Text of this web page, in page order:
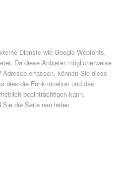
Dienste wie Google Webfonts,
Da diese Anbieter möglicherweise
Adresse erfassen, können Sie diese
dies die Funktionalität und das
beeinträchtigen kann.
Sie die Seite neu laden.